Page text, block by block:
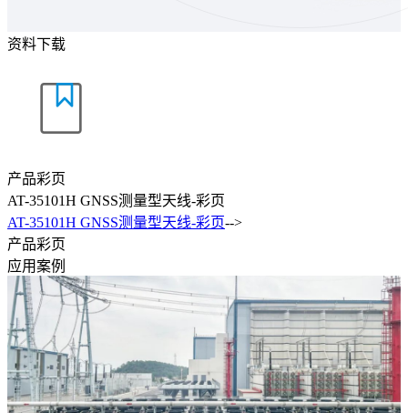
资料下载
产品彩页
AT-35101H GNSS测量型天线-彩页
AT-35101H GNSS测量型天线-彩页-->
产品彩页
应用案例